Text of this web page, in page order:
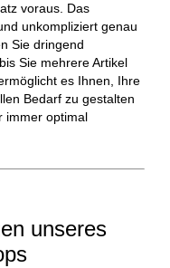
voraus. Das
unkompliziert genau
Sie dringend
Sie mehrere Artikel
es Ihnen, Ihre
Bedarf zu gestalten
immer optimal
unseres